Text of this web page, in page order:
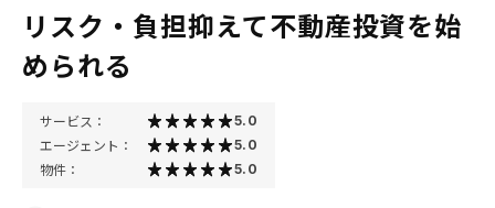
リスク・負担抑えて不動産投資を始
められる
サービス： 5.0
エージェント： 5.0
物件： 5.0